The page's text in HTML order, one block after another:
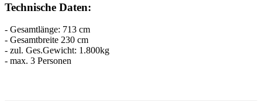
Technische Daten:
- Gesamtlänge: 713 cm
- Gesamtbreite 230 cm
- zul. Ges.Gewicht: 1.800kg
- max. 3 Personen